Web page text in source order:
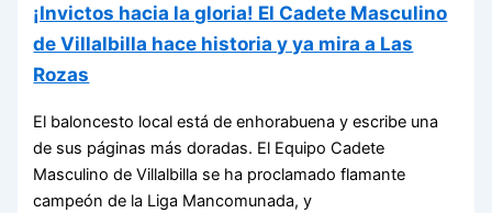
¡Invictos hacia la gloria! El Cadete Masculino
de Villalbilla hace historia y ya mira a Las
Rozas
El baloncesto local está de enhorabuena y escribe una
de sus páginas más doradas. El Equipo Cadete
Masculino de Villalbilla se ha proclamado flamante
campeón de la Liga Mancomunada, y